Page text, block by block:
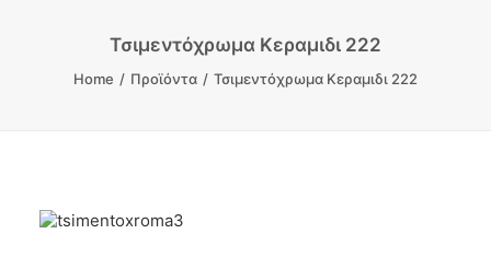
ΕΙΔΗ ΜΝΗΜΕΙΟΥ
ΑΔΑΜΑΝΤΟΦΟΡΟΙ ΔΙΣΚΟΙ
Τσιμεντόχρωμα Κεραμιδι 222
Home Προϊόντα Τσιμεντόχρωμα Κεραμιδι 222